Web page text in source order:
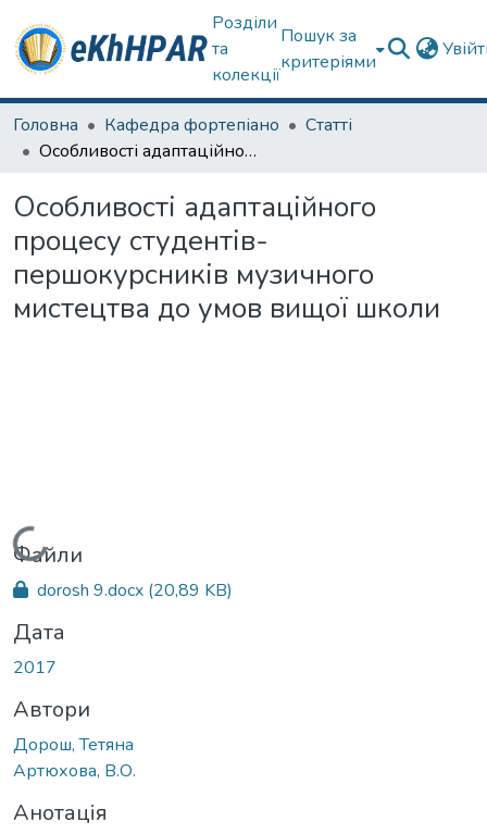
Розділи
та
колекції
Пошук за
критеріями
Головна Кафедра фортепіано
Статті
Особливості адаптаційного процесу студентів-першокурсників музичного мистецтва до умов вищої школи
Особливості адаптаційного
процесу студентів-
першокурсників музичного
мистецтва до умов вищої школи
Вантажиться...
Файли
dorosh 9.docx (20,89 KB)
Дата
2017
Автори
Дорош, Тетяна
Артюхова, В.О.
Анотація